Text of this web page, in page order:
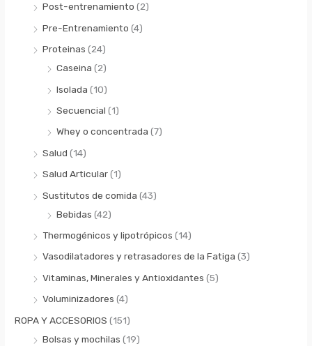
Post-entrenamiento (2)
Pre-Entrenamiento (4)
Proteinas (24)
Caseina (2)
Isolada (10)
Secuencial (1)
Whey o concentrada (7)
Salud (14)
Salud Articular(1)
Sustitutos de comida (43)
Bebidas (42)
Thermogénicos y lipotrópicos (14)
Vasodilatadores y retrasadores de la Fatiga (3)
Vitaminas, Minerales y Antioxidantes (5)
Voluminizadores (4)
ROPA Y ACCESORIOS (151)
Bolsas y mochilas (19)